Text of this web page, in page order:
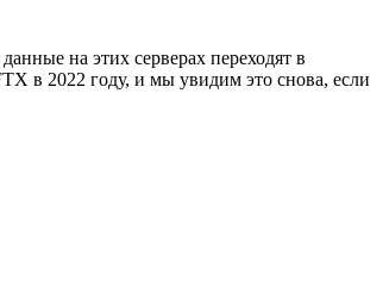
на этих серверах переходят в
в 2022 году, и мы увидим это снова, если